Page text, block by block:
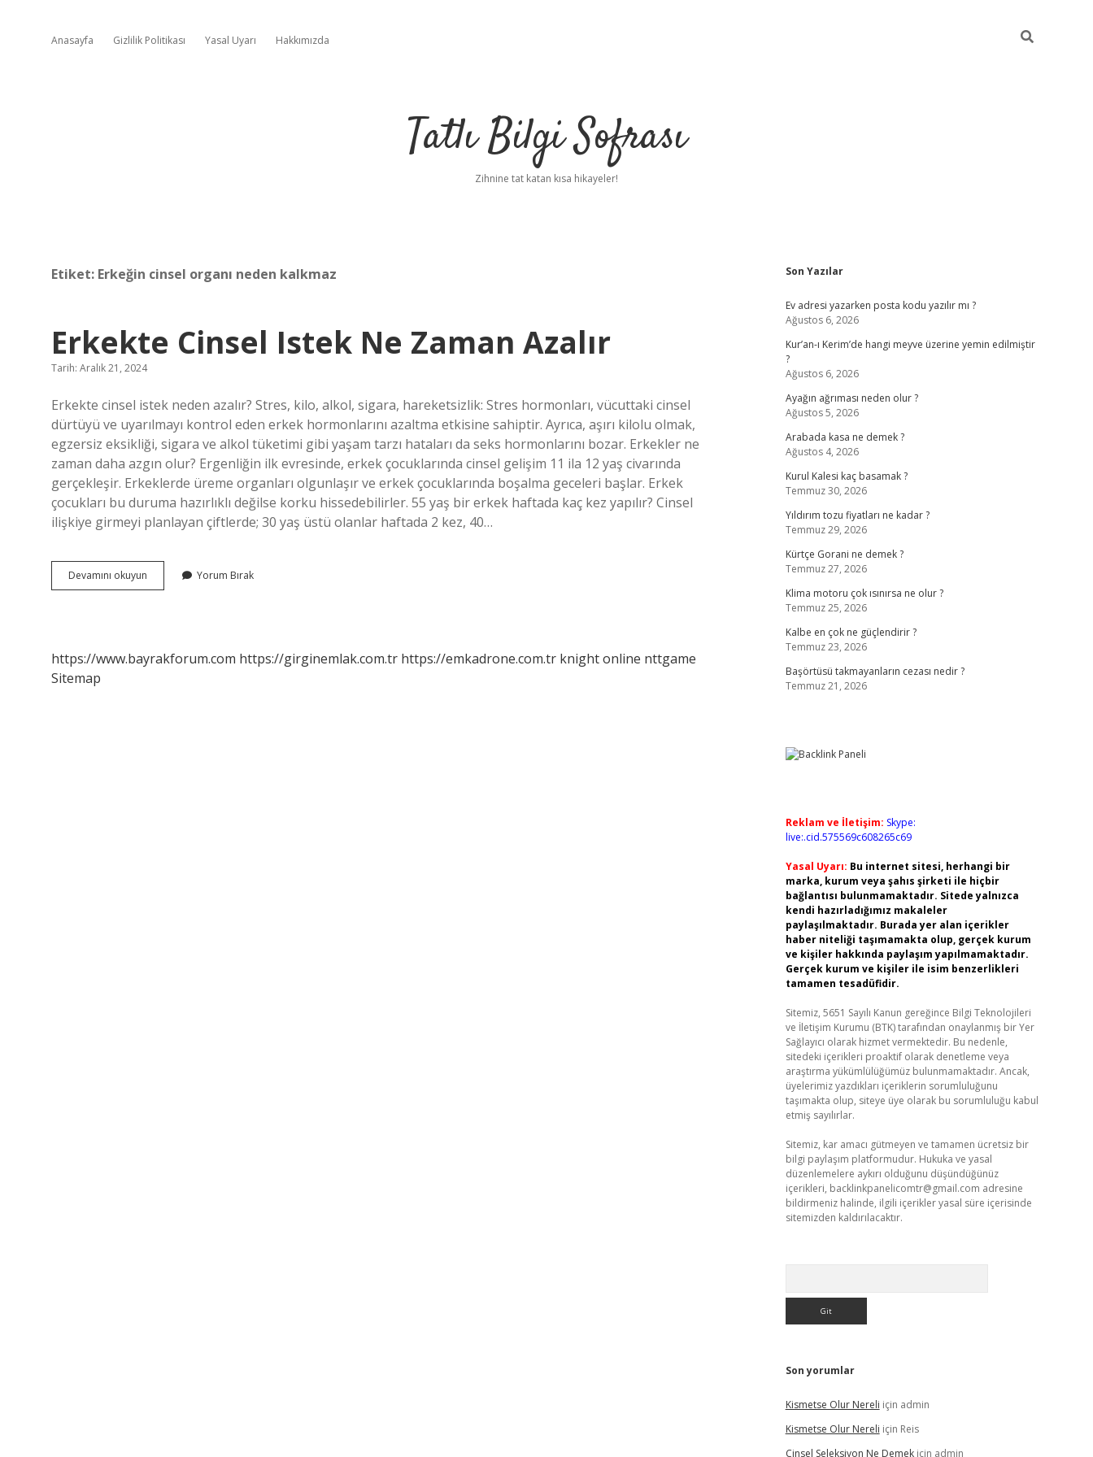
Anasayfa Gizlilik Politikası Yasal Uyarı Hakkımızda
Tatlı Bilgi Sofrası
Zihnine tat katan kısa hikayeler!
Etiket: Erkeğin cinsel organı neden kalkmaz
Erkekte Cinsel Istek Ne Zaman Azalır
Tarih: Aralık 21, 2024
Erkekte cinsel istek neden azalır? Stres, kilo, alkol, sigara, hareketsizlik: Stres hormonları, vücuttaki cinsel
dürtüyü ve uyarılmayı kontrol eden erkek hormonlarını azaltma etkisine sahiptir. Ayrıca, aşırı kilolu olmak,
egzersiz eksikliği, sigara ve alkol tüketimi gibi yaşam tarzı hataları da seks hormonlarını bozar. Erkekler ne
zaman daha azgın olur? Ergenliğin ilk evresinde, erkek çocuklarında cinsel gelişim 11 ila 12 yaş civarında
gerçekleşir. Erkeklerde üreme organları olgunlaşır ve erkek çocuklarında boşalma geceleri başlar. Erkek
çocukları bu duruma hazırlıklı değilse korku hissedebilirler. 55 yaş bir erkek haftada kaç kez yapılır? Cinsel
ilişkiye girmeyi planlayan çiftlerde; 30 yaş üstü olanlar haftada 2 kez, 40…
Devamını okuyun
Cinsel
Yorum Bırak
https://www.bayrakforum.com https://girginemlak.com.tr https://emkadrone.com.tr knight online nttgame
Sitemap
Sidebar
Son Yazılar
Ev adresi yazarken posta kodu yazılır mı ?
Ağustos 6, 2026
Kur’an-ı Kerim’de hangi meyve üzerine yemin edilmiştir
?
Ağustos 6, 2026
Ayağın ağrıması neden olur ?
Ağustos 5, 2026
Arabada kasa ne demek ?
Ağustos 4, 2026
Kurul Kalesi kaç basamak ?
Temmuz 30, 2026
Yıldırım tozu fiyatları ne kadar ?
Temmuz 29, 2026
Kürtçe Gorani ne demek ?
Temmuz 27, 2026
Klima motoru çok ısınırsa ne olur ?
Temmuz 25, 2026
Kalbe en çok ne güçlendirir ?
Temmuz 23, 2026
Başörtüsü takmayanların cezası nedir ?
Temmuz 21, 2026
Reklam ve İletişim: Skype:
live:.cid.575569c608265c69
Yasal Uyarı: Bu internet sitesi, herhangi bir
marka, kurum veya şahıs şirketi ile hiçbir
bağlantısı bulunmamaktadır. Sitede yalnızca
kendi hazırladığımız makaleler
paylaşılmaktadır. Burada yer alan içerikler
haber niteliği taşımamakta olup, gerçek kurum
ve kişiler hakkında paylaşım yapılmamaktadır.
Gerçek kurum ve kişiler ile isim benzerlikleri
tamamen tesadüfidir.
Sitemiz, 5651 Sayılı Kanun gereğince Bilgi Teknolojileri
ve İletişim Kurumu (BTK) tarafından onaylanmış bir Yer
Sağlayıcı olarak hizmet vermektedir. Bu nedenle,
sitedeki içerikleri proaktif olarak denetleme veya
araştırma yükümlülüğümüz bulunmamaktadır. Ancak,
üyelerimiz yazdıkları içeriklerin sorumluluğunu
taşımakta olup, siteye üye olarak bu sorumluluğu kabul
etmiş sayılırlar.
Sitemiz, kar amacı gütmeyen ve tamamen ücretsiz bir
bilgi paylaşım platformudur. Hukuka ve yasal
düzenlemelere aykırı olduğunu düşündüğünüz
içerikleri, backlinkpanelicomtr@gmail.com adresine
bildirmeniz halinde, ilgili içerikler yasal süre içerisinde
sitemizden kaldırılacaktır.
Son yorumlar
Kismetse Olur Nereli için admin
Kismetse Olur Nereli için Reis
Cinsel Seleksiyon Ne Demekiçin admin